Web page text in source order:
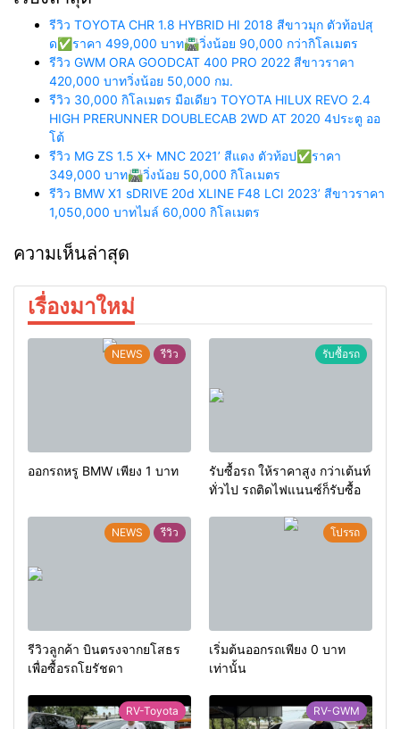
รีวิว TOYOTA CHR 1.8 HYBRID HI 2018 สีขาวมุก ตัวท้อปสุ
ด✅ราคา 499,000 บาท🛣️วิ่งน้อย 90,000 กว่ากิโลเมตร
รีวิว GWM ORA GOODCAT 400 PRO 2022 สีขาวราคา
420,000 บาทวิ่งน้อย 50,000 กม.
รีวิว 30,000 กิโลเมตร มือเดียว TOYOTA HILUX REVO 2.4
HIGH PRERUNNER DOUBLECAB 2WD AT 2020 4ประตู ออ
โต้
รีวิว MG ZS 1.5 X+ MNC 2021’ สีแดง ตัวท้อป✅ราคา
349,000 บาท🛣️วิ่งน้อย 50,000 กิโลเมตร
รีวิว BMW X1 sDRIVE 20d XLINE F48 LCI 2023’ สีขาวราคา
1,050,000 บาทไมล์ 60,000 กิโลเมตร
ความเห็นล่าสุด
เรื่องมาใหม่
NEWS รีวิว
ออกรถหรู BMW เพียง 1 บาท
รับซื้อรถ
รับซื้อรถ ให้ราคาสูง กว่าเต้นท์
ทั่วไป รถติดไฟแนนซ์ก็รับซื้อ
NEWS รีวิว
รีวิวลูกค้า บินตรงจากยโสธร
เพื่อซื้อรถโยรัชดา
โปรรถ
เริ่มต้นออกรถเพียง 0 บาท
เท่านั้น
RV-Toyota RV-GWM